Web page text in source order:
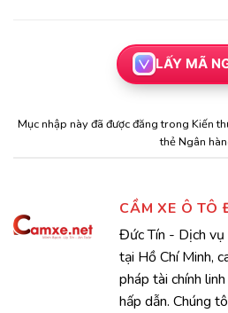
LẤY MÃ
Mục nhập này đã được đăng trong Kiến
thẻNgân
CẦM XE Ô TÔ
Đức Tín - Dịch vụ
tại Hồ Chí Minh,
pháp tài chính
hấp dẫn. Chúng